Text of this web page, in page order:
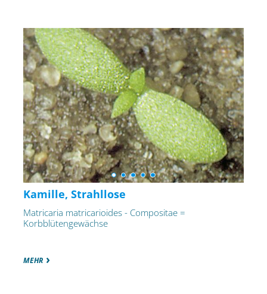
Kamille, Strahllose
Matricaria matricarioides - Compositae =
Korbblütengewächse
MEHR